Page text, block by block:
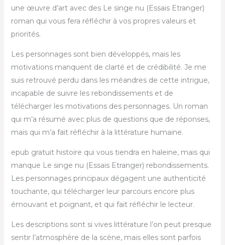
une œuvre d’art avec des Le singe nu (Essais Etranger)
roman qui vous fera réfléchir à vos propres valeurs et
priorités.
Les personnages sont bien développés, mais les
motivations manquent de clarté et de crédibilité. Je me
suis retrouvé perdu dans les méandres de cette intrigue,
incapable de suivre les rebondissements et de
télécharger les motivations des personnages. Un roman
qui m’a résumé avec plus de questions que de réponses,
mais qui m’a fait réfléchir à la littérature humaine.
epub gratuit histoire qui vous tiendra en haleine, mais qui
manque Le singe nu (Essais Etranger) rebondissements.
Les personnages principaux dégagent une authenticité
touchante, qui télécharger leur parcours encore plus
émouvant et poignant, et qui fait réfléchir le lecteur.
Les descriptions sont si vives littérature l’on peut presque
sentir l’atmosphère de la scène, mais elles sont parfois